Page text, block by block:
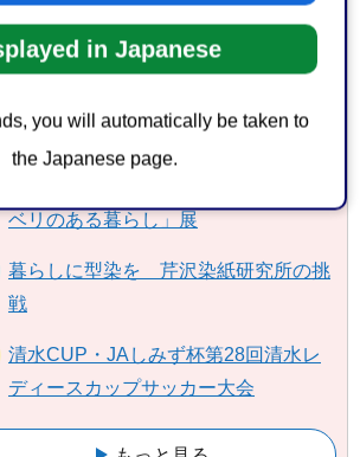
in Japanese
you will automatically be taken to
the Japanese page.
ぎ」
示会
ベリのある暮らし」展
暮らしに型染を 芹沢染紙研究所の挑
戦
清水CUP・JAしみず杯第28回清水レ
ディースカップサッカー大会